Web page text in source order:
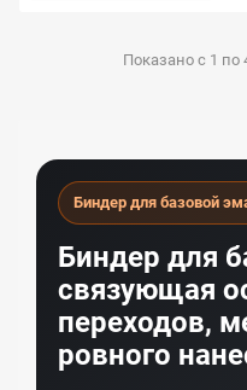
Показано с 1 по
Биндер для базовой
Биндер для
связующая
переходов,
ровного